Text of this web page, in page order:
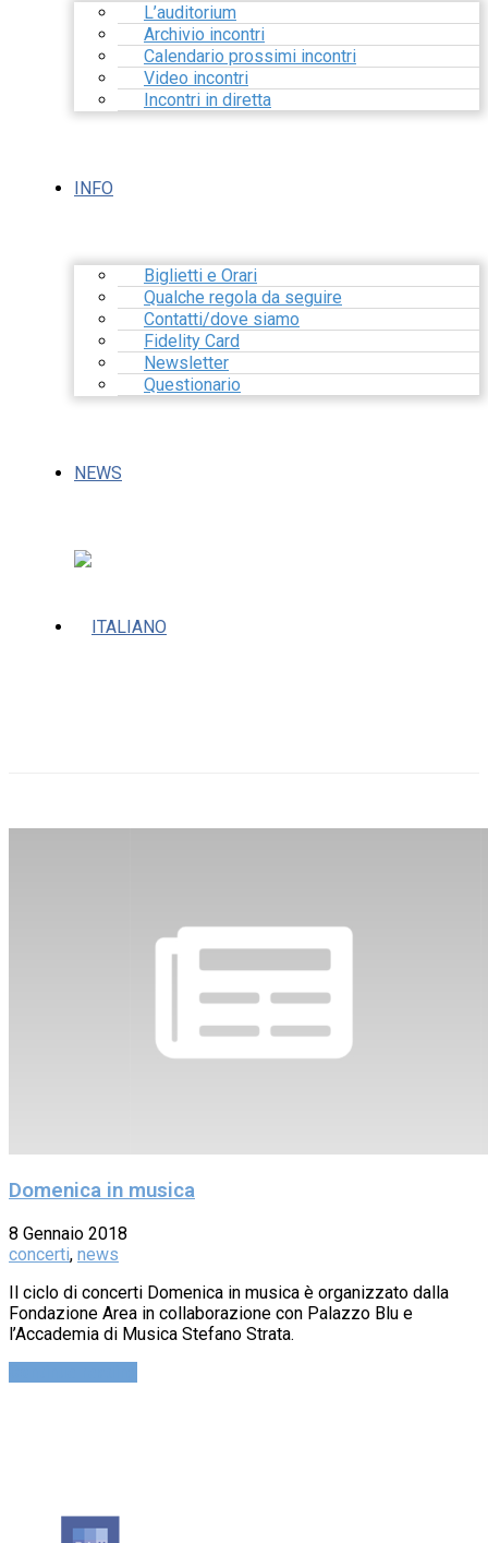
L’auditorium
Archivio incontri
Calendario prossimi incontri
Video incontri
Incontri in diretta
INFO
Biglietti e Orari
Qualche regola da seguire
Contatti/dove siamo
Fidelity Card
Newsletter
Questionario
NEWS
Domenica in musica
8 Gennaio 2018
concerti, news
Il ciclo di concerti Domenica in musica è organizzato dalla
Fondazione Area in collaborazione con Palazzo Blu e
l’Accademia di Musica Stefano Strata.